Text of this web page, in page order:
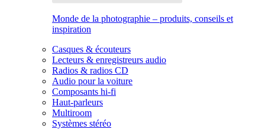
Monde de la photographie – produits, conseils et
inspiration
Casques & écouteurs
Lecteurs & enregistreurs audio
Radios & radios CD
Audio pour la voiture
Composants hi-fi
Haut-parleurs
Multiroom
Systèmes stéréo